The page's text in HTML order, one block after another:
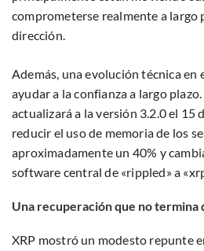
comprometerse realmente a largo
dirección.
Además, una evolución técnica
ayudar a la confianza a largo plazo.
actualizará a la versión 3.2.0 el 15
reducir el uso de memoria de los
aproximadamente un 40% y
software central de «rippled» a
Una recuperación que no termina
XRP mostró un modesto repunte